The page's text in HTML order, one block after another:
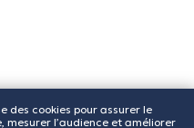
des cookies pour assurer le
l’audience et améliorer